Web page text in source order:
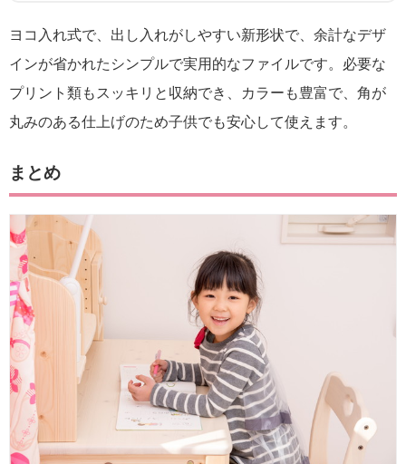
ヨコ入れ式で、出し入れがしやすい新形状で、余計なデザ
インが省かれたシンプルで実用的なファイルです。必要な
プリント類もスッキリと収納でき、カラーも豊富で、角が
丸みのある仕上げのため子供でも安心して使えます。
まとめ